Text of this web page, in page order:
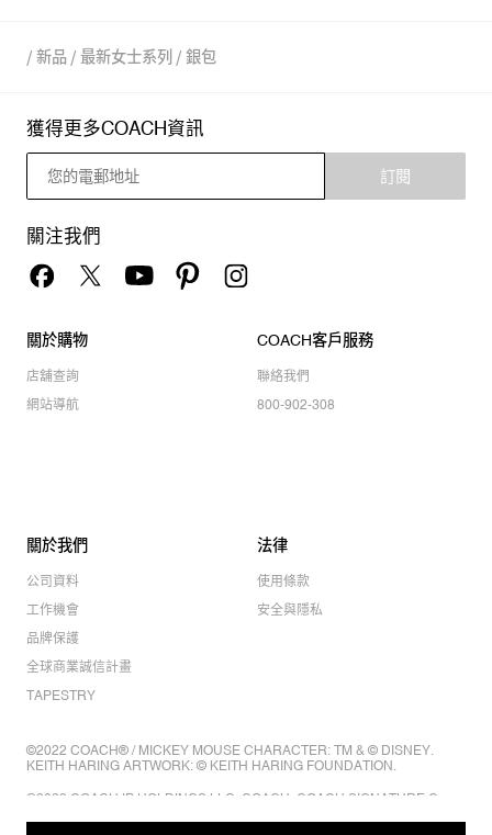
/ 新品 / 最新女士系列 / 銀包
獲得更多COACH資訊
訂閱
關注我們
關於購物
店舖查詢
網站導航
COACH客戶服務
聯絡我們
800-902-308
關於我們
公司資料
工作機會
品牌保護
全球商業誠信計畫
TAPESTRY
法律
使用條款
安全與隱私
©2022 COACH® / MICKEY MOUSE CHARACTER: TM & © DISNEY.
KEITH HARING ARTWORK: © KEITH HARING FOUNDATION.
©2022 COACH IP HOLDINGS LLC. COACH, COACH SIGNATURE C